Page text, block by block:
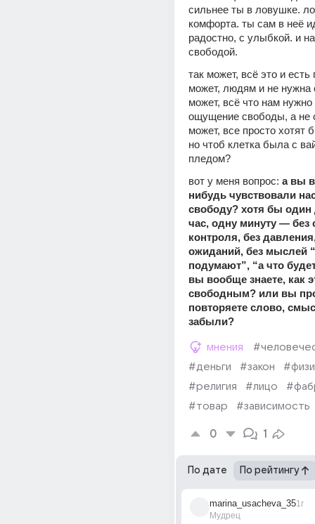
сильнее ты в ловушке.
комфорта. ты сам в неё
радостно, с улыбкой. и
свободой.
так может, всё это и есть
может, людям и не нужна
может, всё что нам
ощущение свободы, а не
может, все просто хотят
но чтоб клетка была с
пледом?
вот у меня вопрос: а вы
нибудь чувствовали
свободу? хотя бы один
час, одну минуту — без
контроля, без
ожиданий, без мыслей
подумают”, “а что
вы вообще знаете, как
свободным? или вы
повторяете слово,
забыли?
мнения
#деньги
#закон
#религия
#лицо
#товар
#зависимость
0 1
По дате По рейтингу
marina_usacheva_35
Мудрец
1г